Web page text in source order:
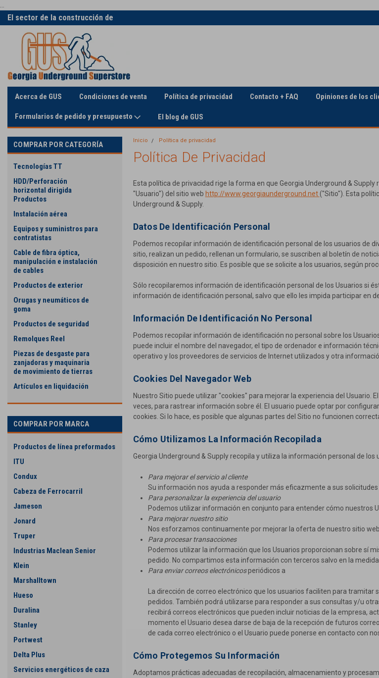
El sector de la construcción de
servicios públicos
Acerca de GUS Condiciones de venta Política de privacidad Contacto + FAQ Opiniones de los
Formularios de pedido y presupuesto El blog de GUS
COMPRAR POR CATEGORÍA
Tecnologías TT
HDD/Perforación
horizontal dirigida
Productos
Instalación aérea
Equipos y suministros para
contratistas
Cable de fibra óptica,
manipulación e instalación
de cables
Productos de exterior
Orugas y neumáticos de
goma
Productos de seguridad
Remolques Reel
Piezas de desgaste para
zanjadoras y maquinaria
de movimiento de tierras
Artículos en liquidación
COMPRAR POR MARCA
Productos de línea preformados
ITU
Condux
Cabeza de Ferrocarril
Jameson
Jonard
Truper
Industrias Maclean Senior
Klein
Marshalltown
Hueso
Duralina
Stanley
Portwest
Delta Plus
Servicios energéticos de caza
Inicio Política de privacidad
Política De Privacidad
Esta política de privacidad rige la forma en que Georgia Underground &
"Usuario") del sitio web http://www.georgiaunderground.net ("Sitio"). Esta
Underground & Supply.
Datos De Identificación Personal
Podemos recopilar información de identificación personal de los usuarios de
sitio, realizan un pedido, rellenan un formulario, se suscriben al boletín de
disposición en nuestro sitio. Es posible que se solicite a los usuarios, según
Sólo recopilaremos información de identificación personal de los Usuarios si
información de identificación personal, salvo que ello les impida participar en
Información De Identificación No Personal
Podemos recopilar información de identificación no personal sobre los
puede incluir el nombre del navegador, el tipo de ordenador e información
operativo y los proveedores de servicios de Internet utilizados y otra
Cookies Del Navegador Web
Nuestro Sitio puede utilizar "cookies" para mejorar la experiencia del Usuario.
veces, para rastrear información sobre él. El usuario puede optar por
cookies. Si lo hace, es posible que algunas partes del Sitio no funcionen
Cómo Utilizamos La Información Recopilada
Georgia Underground & Supply recopila y utiliza la información personal de los
Para mejorar el servicio al cliente
Su información nos ayuda a responder más eficazmente a sus
Para personalizar la experiencia del usuario
Podemos utilizar información en conjunto para entender cómo nuestros
Para mejorar nuestro sitio
Nos esforzamos continuamente por mejorar la oferta de nuestro sitio
Para procesar transacciones
Podemos utilizar la información que los Usuarios proporcionan sobre sí
pedido. No compartimos esta información con terceros salvo en la
Para enviar correos electrónicosperiódicos a
La dirección de correo electrónico que los usuarios faciliten para
pedidos. También podrá utilizarse para responder a sus consultas y/u
recibirá correos electrónicos que pueden incluir noticias de la empresa,
momento el Usuario desea darse de baja de la recepción de futuros
de cada correo electrónico o el Usuario puede ponerse en contacto con
Cómo Protegemos Su Información
Adoptamos prácticas adecuadas de recopilación, almacenamiento y